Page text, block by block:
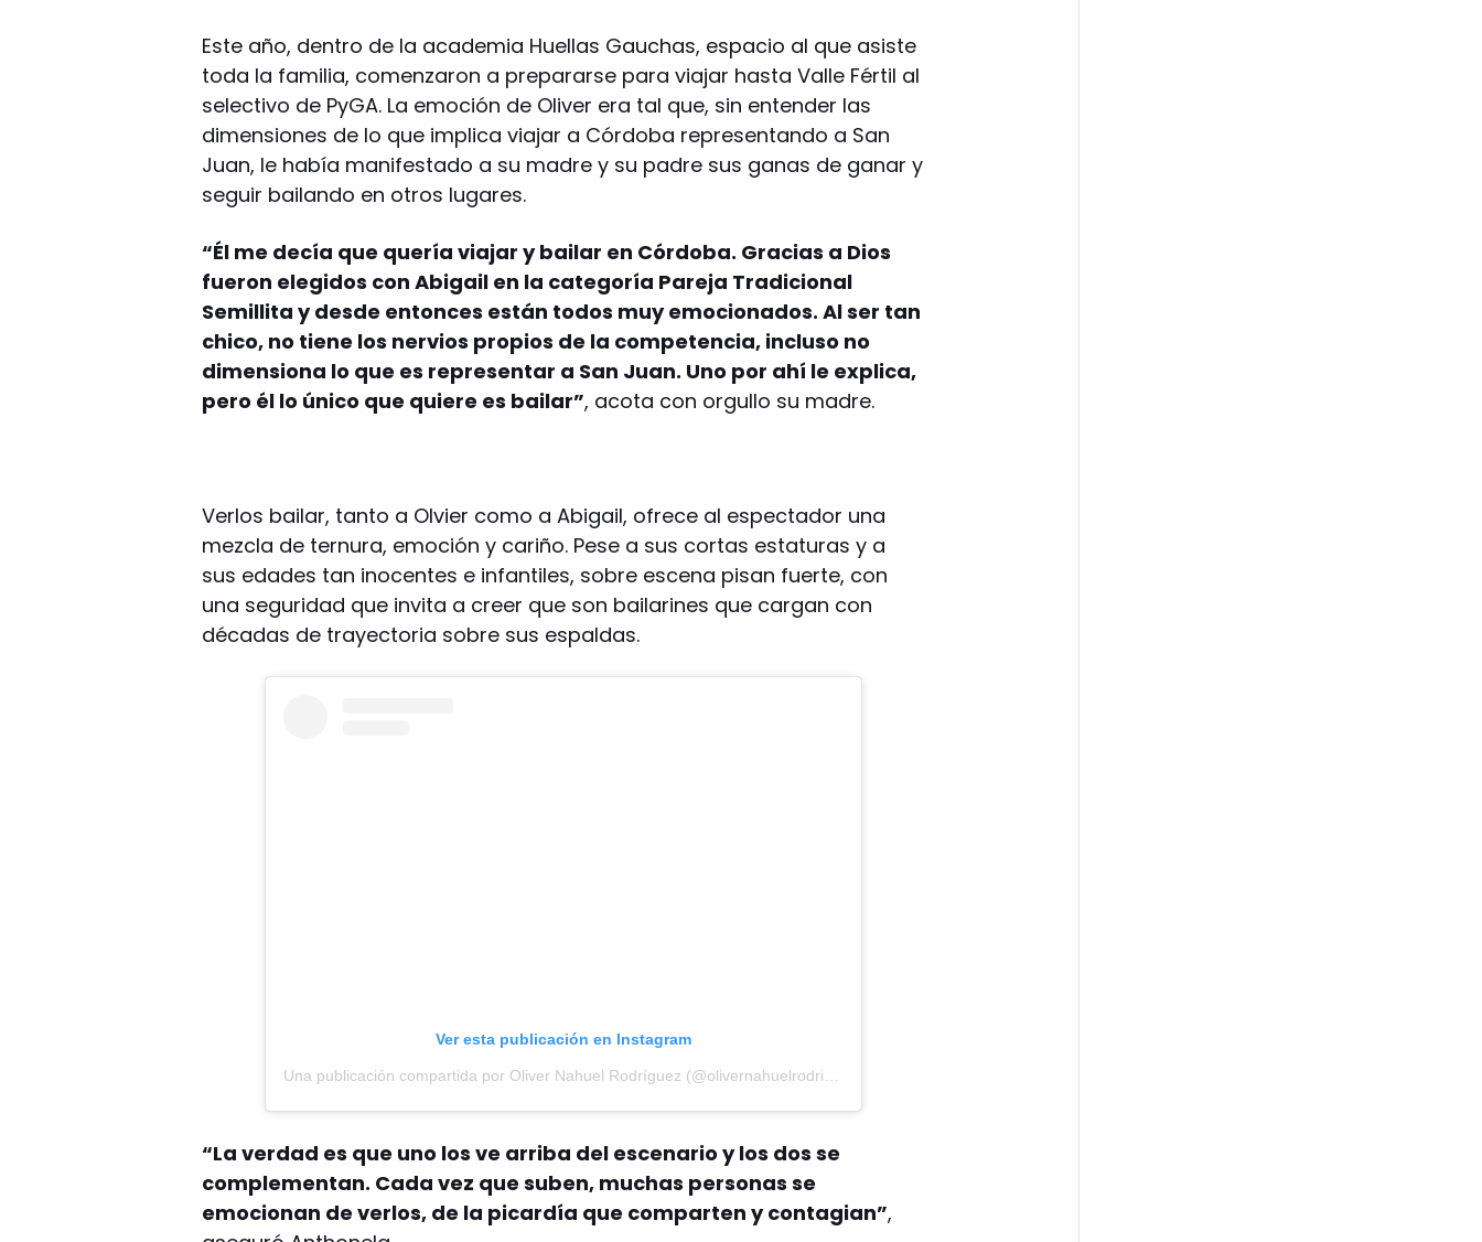
Este año, dentro de la academia Huellas Gauchas, espacio al que asiste
toda la familia, comenzaron a prepararse para viajar hasta Valle Fértil al
selectivo de PyGA. La emoción de Oliver era tal que, sin entender las
dimensiones de lo que implica viajar a Córdoba representando a San
Juan, le había manifestado a su madre y su padre sus ganas de ganar y
seguir bailando en otros lugares.
“Él me decía que quería viajar y bailar en Córdoba. Gracias a Dios
fueron elegidos con Abigail en la categoría Pareja Tradicional
Semillita y desde entonces están todos muy emocionados. Al ser tan
chico, no tiene los nervios propios de la competencia, incluso no
dimensiona lo que es representar a San Juan. Uno por ahí le explica,
pero él lo único que quiere es bailar”, acota con orgullo su madre.
Verlos bailar, tanto a Olvier como a Abigail, ofrece al espectador una
mezcla de ternura, emoción y cariño. Pese a sus cortas estaturas y a
sus edades tan inocentes e infantiles, sobre escena pisan fuerte, con
una seguridad que invita a creer que son bailarines que cargan con
décadas de trayectoria sobre sus espaldas.
Ver esta publicación en Instagram
“La verdad es que uno los ve arriba del escenario y los dos se
complementan. Cada vez que suben, muchas personas se
emocionan de verlos, de la picardía que comparten y contagian”,